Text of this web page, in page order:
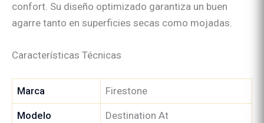
confort. Su diseño optimizado garantiza un buen
agarre tanto en superficies secas como mojadas.
Características Técnicas
Marca Firestone
Modelo Destination At